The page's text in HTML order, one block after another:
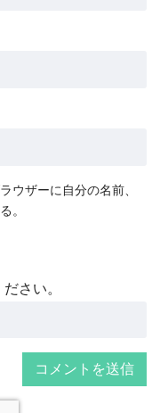
ウザーに自分の名前、
。
さい。